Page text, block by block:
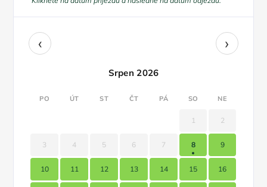
‹ ›
Srpen 2026
PO ÚT ST ČT PÁ SO NE
1 2
3 4 5 6 7 8 9
10 11 12 13 14 15 16